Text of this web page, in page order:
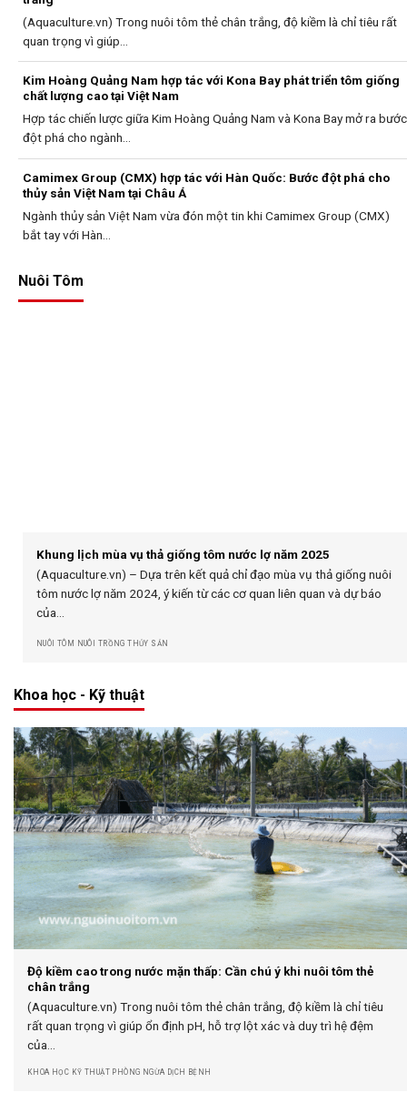
(Aquaculture.vn) Trong nuôi tôm thẻ chân trắng, độ kiềm là chỉ tiêu rất
quan trọng vì giúp...
Kim Hoàng Quảng Nam hợp tác với Kona Bay phát triển tôm giống
chất lượng cao tại Việt Nam
Hợp tác chiến lược giữa Kim Hoàng Quảng Nam và Kona Bay mở ra bước
đột phá cho ngành...
Camimex Group (CMX) hợp tác với Hàn Quốc: Bước đột phá cho
thủy sản Việt Nam tại Châu Á
Ngành thủy sản Việt Nam vừa đón một tin khi Camimex Group (CMX)
bắt tay với Hàn...
Nuôi Tôm
NUÔI TÔM NUÔI TRỒNG THỦY SẢN
Khung lịch mùa vụ thả giống tôm nước lợ năm 2025
(Aquaculture.vn) – Dựa trên kết quả chỉ đạo mùa vụ thả giống nuôi
tôm nước lợ năm 2024, ý kiến từ các cơ quan liên quan và dự báo
của...
Khoa học - Kỹ thuật
KHOA HỌC KỸ THUẬT PHÒNG NGỪA DỊCH BỆNH
Độ kiềm cao trong nước mặn thấp: Cần chú ý khi nuôi tôm thẻ
chân trắng
(Aquaculture.vn) Trong nuôi tôm thẻ chân trắng, độ kiềm là chỉ tiêu
rất quan trọng vì giúp ổn định pH, hỗ trợ lột xác và duy trì hệ đệm
của...